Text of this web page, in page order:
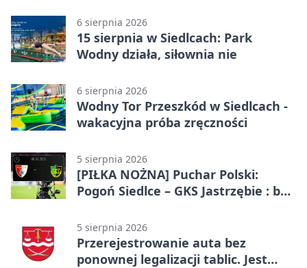
6 sierpnia 2026
15 sierpnia w Siedlcach: Park
Wodny działa, siłownia nie
6 sierpnia 2026
Wodny Tor Przeszkód w Siedlcach -
wakacyjna próba zręczności
5 sierpnia 2026
[PIŁKA NOŻNA] Puchar Polski:
Pogoń Siedlce – GKS Jastrzębie : bez
5 sierpnia 2026
Przerejestrowanie auta bez
ponownej legalizacji tablic. Jest